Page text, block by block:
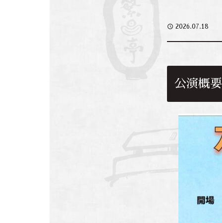
access_time 2026.07.18
公演概要